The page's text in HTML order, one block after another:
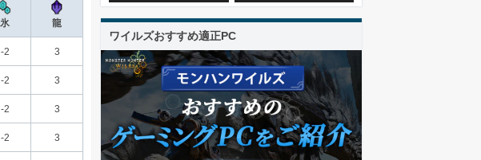
氷 龍
-2 3
-2 3
-2 3
-2 3
ワイルズおすすめ適正PC